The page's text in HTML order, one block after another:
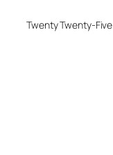
Twenty Twenty-Five